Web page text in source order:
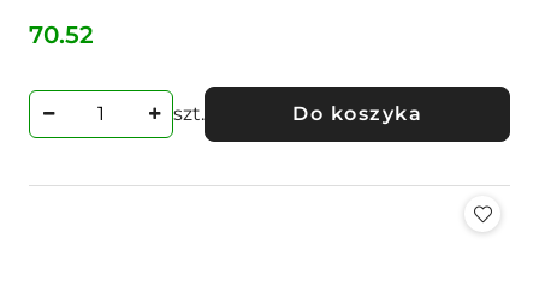
Cena:
70.52
szt. Do koszyka